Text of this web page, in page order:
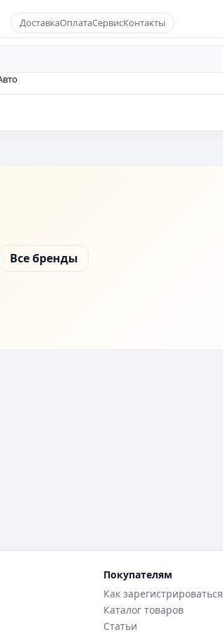
ДоставкаОплатаСервисКонтакты
Все бренды
Покупателям
Как зарегистрироваться
Каталог товаров
Статьи